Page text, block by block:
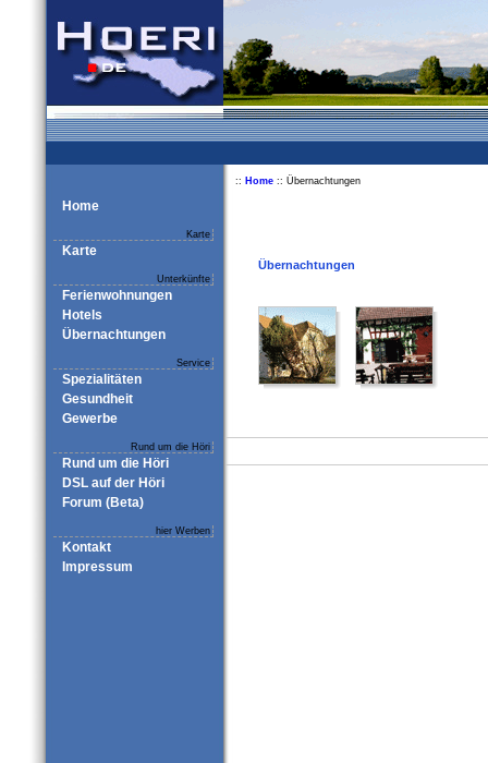
Home
Karte
Karte
Unterkünfte
Ferienwohnungen
Hotels
Übernachtungen
Service
Spezialitäten
Gesundheit
Gewerbe
Rund um die Höri
Rund um die Höri
DSL auf der Höri
Forum (Beta)
hier Werben
Kontakt
Impressum
:: Home :: Übernachtungen
Übernachtungen